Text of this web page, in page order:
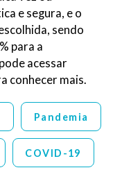
e segura, e o
sendo
para a
acessar
conhecer mais.
Pandemia
COVID-19